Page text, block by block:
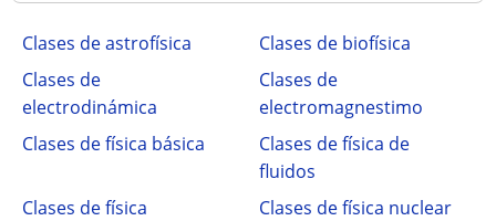
Clases de astrofísica
Clases de biofísica
Clases de
electrodinámica
Clases de
electromagnestimo
Clases de física básica
Clases de física de
fluidos
Clases de física
Clases de física nuclear